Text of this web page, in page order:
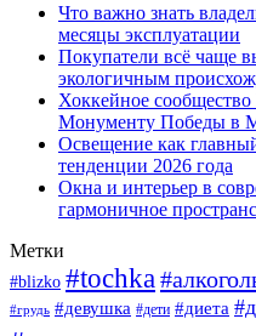
Что важно знать
месяцы эксплуатации
Покупатели всё чаще
экологичным
Хоккейное
Монументу Победы в
Освещение как
тенденции 2026 года
Окна и интерьер в
гармоничное
Метки
#blizko #tochka
#грудь #девушка #дети #диета